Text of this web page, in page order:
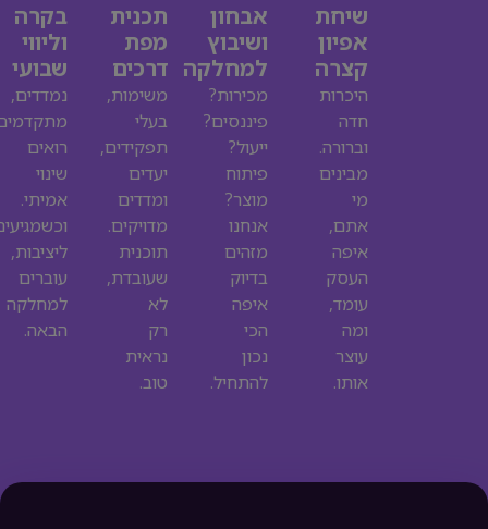
שיחת
אפיון
קצרה
היכרות
חדה
וברורה.
מבינים
מי
אתם,
איפה
העסק
עומד,
ומה
עוצר
אותו.
אבחון
ושיבוץ
למחלקה
מכירות?
פיננסים?
ייעול?
פיתוח
מוצר?
אנחנו
מזהים
בדיוק
איפה
הכי
נכון
להתחיל.
תכנית
מפת
דרכים
משימות,
בעלי
תפקידים,
יעדים
ומדדים
מדויקים.
תוכנית
שעובדת,
לא
רק
נראית
טוב.
בקרה
וליווי
שבועי
נמדדים,
רואים
שינוי
אמיתי.
ליציבות,
עוברים
למחלקה
הבאה.